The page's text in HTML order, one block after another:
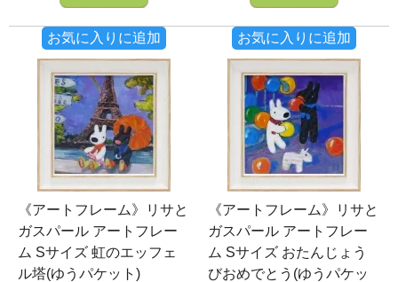
お気に入りに追加 お気に入りに追加
《アートフレーム》リサと
ガスパール アートフレー
ム Sサイズ 虹のエッフェ
ル塔(ゆうパケット)
《アートフレーム》リサと
ガスパール アートフレー
ム Sサイズ おたんじょう
びおめでとう(ゆうパケッ